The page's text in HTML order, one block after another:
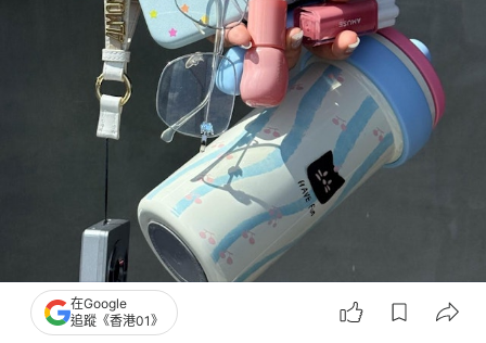
在Google
追蹤《香港01》